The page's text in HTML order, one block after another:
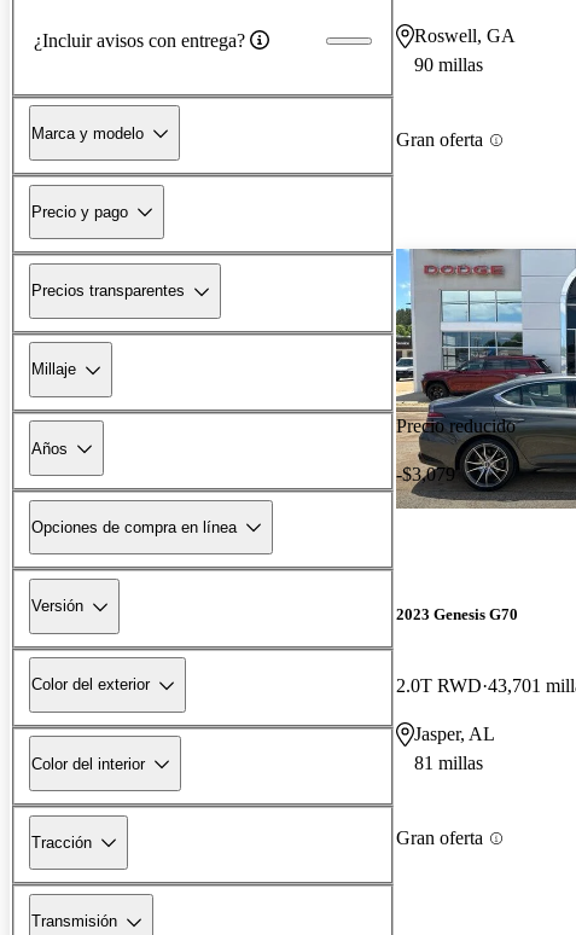
¿Incluir avisos con entrega?
Marca y modelo
Precio y pago
Precios transparentes
Millaje
Años
Opciones de compra en línea
Versión
Color del exterior
Color del interior
Tracción
Transmisión
Roswell, GA
90 millas
Gran oferta
Precio reducido
-$3,079
2023 Genesis G70
2.0T RWD 43,701
Jasper, AL
81 millas
Gran oferta